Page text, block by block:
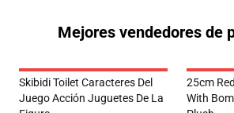
Mejores vendedores de
Skibidi Toilet Caracteres Del
Juego Acción Juguetes De La
25cm
With